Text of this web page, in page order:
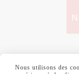
Nous utilisons des